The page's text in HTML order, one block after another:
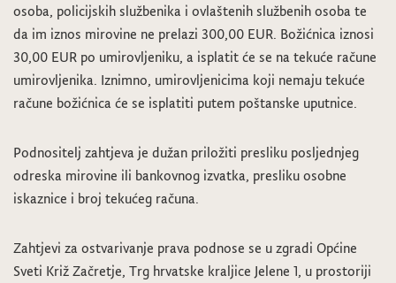
osoba, policijskih službenika i ovlaštenih službenih osoba te
da im iznos mirovine ne prelazi 300,00 EUR. Božićnica iznosi
30,00 EUR po umirovljeniku, a isplatit će se na tekuće račune
umirovljenika. Iznimno, umirovljenicima koji nemaju tekuće
račune božićnica će se isplatiti putem poštanske uputnice.
Podnositelj zahtjeva je dužan priložiti presliku posljednjeg
odreska mirovine ili bankovnog izvatka, presliku osobne
iskaznice i broj tekućeg računa.
Zahtjevi za ostvarivanje prava podnose se u zgradi Općine
Sveti Križ Začretje, Trg hrvatske kraljice Jelene 1, u prostoriji